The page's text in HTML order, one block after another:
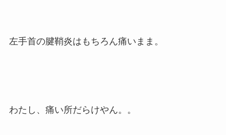
左手首の腱鞘炎はもちろん痛いまま。
わたし、痛い所だらけやん。。